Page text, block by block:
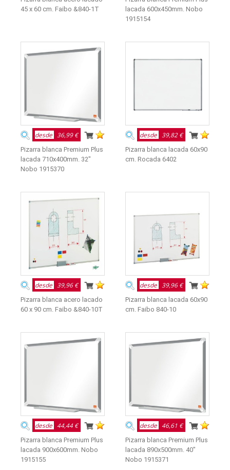
45 x 60 cm. Faibo &840-1T
lacada 600x450mm. Nobo
1915154
desde 36,99 €
Pizarra blanca Premium Plus
lacada 710x400mm. 32"
Nobo 1915370
desde 39,82 €
Pizarra blanca lacada 60x90
cm. Rocada 6402
desde 39,96 €
Pizarra blanca acero lacado
60 x 90 cm. Faibo &840-10T
desde 39,96 €
Pizarra blanca lacada 60x90
cm. Faibo 840-10
desde 44,44 €
Pizarra blanca Premium Plus
lacada 900x600mm. Nobo
1915155
desde 46,61 €
Pizarra blanca Premium Plus
lacada 890x500mm. 40"
Nobo 1915371